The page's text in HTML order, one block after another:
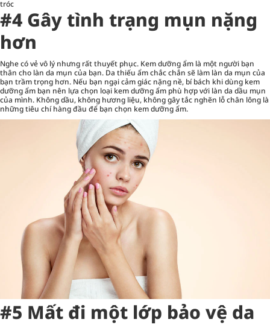
tróc
#4 Gây tình trạng mụn nặng
hơn
Nghe có vẻ vô lý nhưng rất thuyết phục. Kem dưỡng ẩm là một người bạn
thân cho làn da mụn của bạn. Da thiếu ẩm chắc chắn sẽ làm làn da mụn của
bạn trầm trọng hơn. Nếu bạn ngại cảm giác nặng nề, bí bách khi dùng kem
dưỡng ẩm bạn nên lựa chọn loại kem dưỡng ẩm phù hợp với làn da dầu mụn
của mình. Không dầu, không hương liệu, không gây tắc nghẽn lỗ chân lông là
những tiêu chí hàng đầu để bạn chọn kem dưỡng ẩm.
#5 Mất đi một lớp bảo vệ da